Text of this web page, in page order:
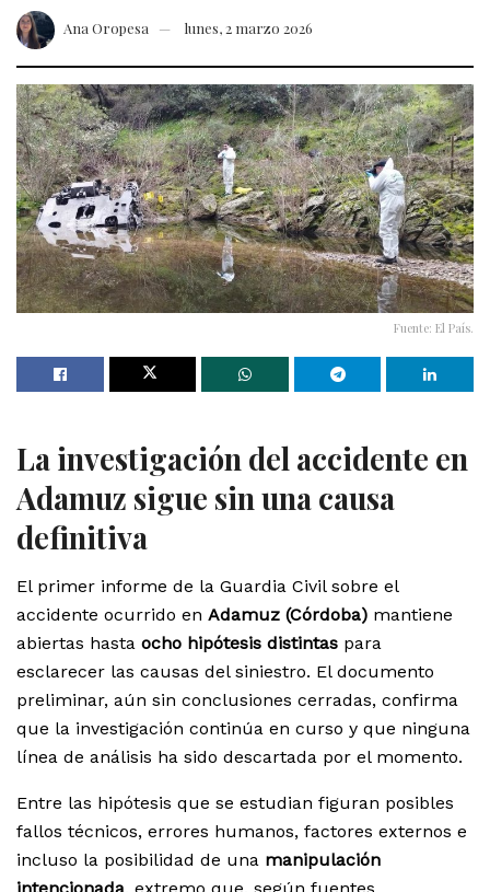
Ana Oropesa lunes, 2 marzo 2026
Fuente: El País.
La investigación del accidente en
Adamuz sigue sin una causa
definitiva
El primer informe de la Guardia Civil sobre el
accidente ocurrido en Adamuz (Córdoba) mantiene
abiertas hasta ocho hipótesis distintas para
esclarecer las causas del siniestro. El documento
preliminar, aún sin conclusiones cerradas, confirma
que la investigación continúa en curso y que ninguna
línea de análisis ha sido descartada por el momento.
Entre las hipótesis que se estudian figuran posibles
fallos técnicos, errores humanos, factores externos e
incluso la posibilidad de una manipulación
intencionada, extremo que, según fuentes